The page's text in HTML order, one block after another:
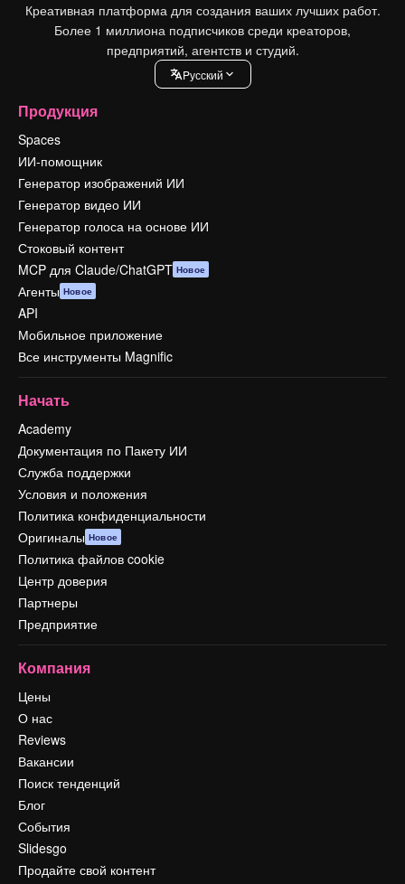
Креативная платформа для создания ваших лучших работ.
Более 1 миллиона подписчиков среди креаторов,
предприятий, агентств и студий.
Pусский
Продукция
Spaces
ИИ-помощник
Генератор изображений ИИ
Генератор видео ИИ
Генератор голоса на основе ИИ
Стоковый контент
MCP для Claude/ChatGPT Новое
Агенты Новое
API
Мобильное приложение
Все инструменты Magnific
Начать
Academy
Документация по Пакету ИИ
Служба поддержки
Условия и положения
Политика конфиденциальности
Оригиналы Новое
Политика файлов cookie
Центр доверия
Партнеры
Предприятие
Компания
Цены
О нас
Reviews
Вакансии
Поиск тенденций
Блог
События
Slidesgo
Продайте свой контент